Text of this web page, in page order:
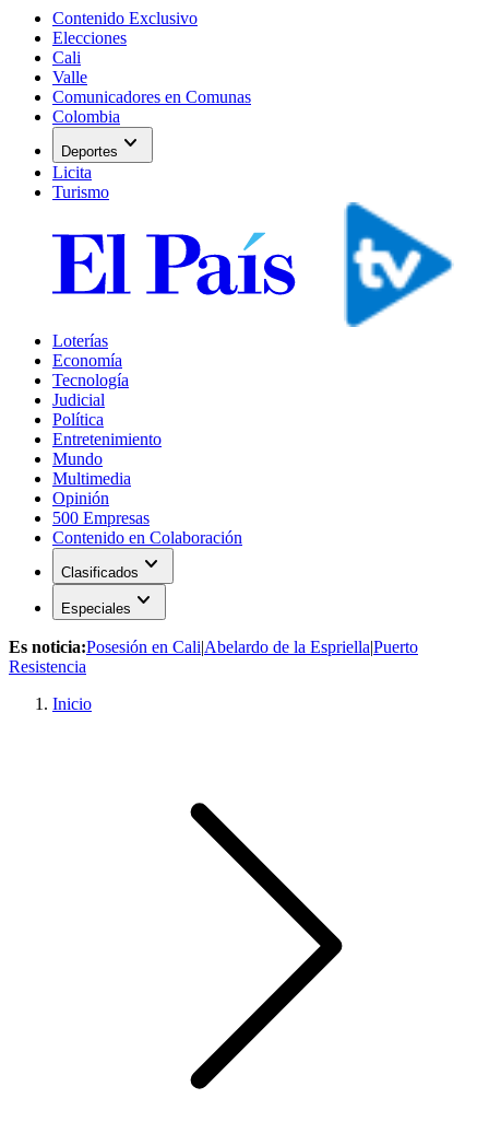
Contenido Exclusivo
Elecciones
Cali
Valle
Comunicadores en Comunas
Colombia
Deportes expand_more
Licita
Turismo
Loterías
Economía
Tecnología
Judicial
Política
Entretenimiento
Mundo
Multimedia
Opinión
500 Empresas
Contenido en Colaboración
Clasificados expand_more
Especiales expand_more
Es noticia:Posesión en Cali|Abelardo de la Espriella|Puerto
Resistencia
Inicio